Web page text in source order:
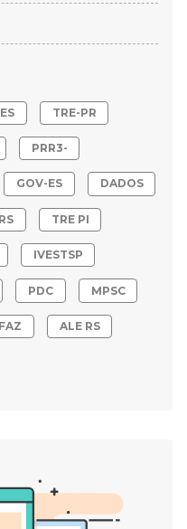
TRE-PR
PRR3-
GOV-ES DADOS
TRE PI
IVESTSP
PDC MPSC
ALE RS